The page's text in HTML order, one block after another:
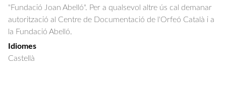
"Fundació Joan Abelló". Per a qualsevol altre ús cal demanar
autorització al Centre de Documentació de l'Orfeó Català i a
la Fundació Abelló.
Idiomes
Castellà